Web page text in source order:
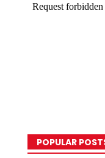
POPULAR